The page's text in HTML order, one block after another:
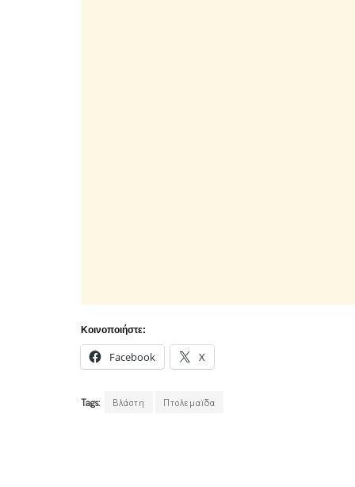
Κοινοποιήστε:
Facebook X
Tags: Βλάστη Πτολεμαϊδα